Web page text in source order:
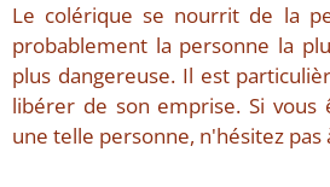
Le colérique se nourrit de la
probablement la personne la
plus dangereuse. Il est
libérer de son emprise. Si vous
une telle personne, n'hésitez